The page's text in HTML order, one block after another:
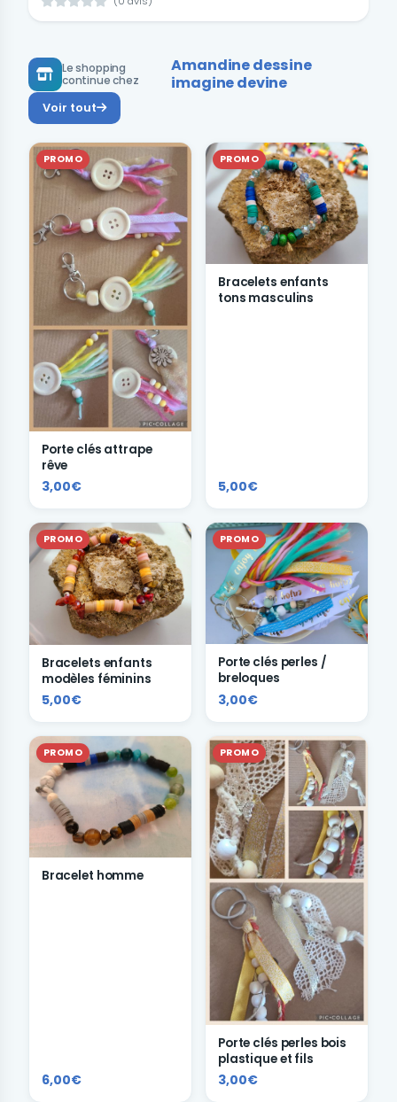
Le shopping
continue chez
Amandine dessine
imagine devine
Voir tout
PROMO
Porte clés attrape
rêve
3,00€
PROMO
Bracelets enfants
tons masculins
5,00€
PROMO
Bracelets enfants
modèles féminins
5,00€
PROMO
Porte clés perles /
breloques
3,00€
PROMO
Bracelet homme
6,00€
PROMO
Porte clés perles bois
plastique et fils
3,00€